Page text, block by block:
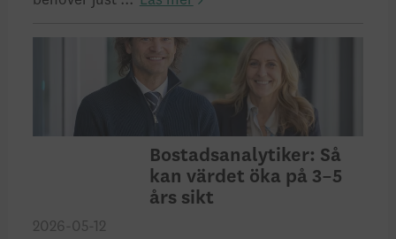
Bostadsanalytiker: Så
kan värdet öka på 3–5
års sikt
2026-05-12